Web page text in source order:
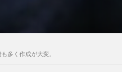
多く作成が大変。